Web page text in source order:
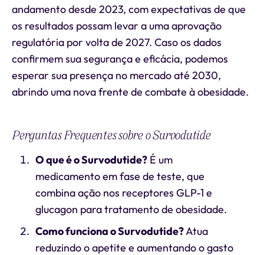
andamento desde 2023, com expectativas de que
os resultados possam levar a uma aprovação
regulatória por volta de 2027. Caso os dados
confirmem sua segurança e eficácia, podemos
esperar sua presença no mercado até 2030,
abrindo uma nova frente de combate à obesidade.
Perguntas Frequentes sobre o Survodutide
O que é o Survodutide?É um
medicamento em fase de teste, que
combina ação nos receptores GLP-1 e
glucagon para tratamento de obesidade.
Como funciona o Survodutide?Atua
reduzindo o apetite e aumentando o gasto